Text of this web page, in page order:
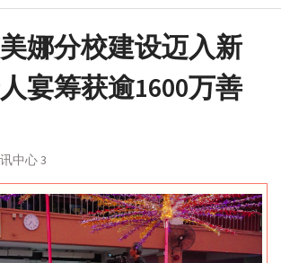
娜分校建设迈入新
宴筹获逾1600万善
中心 3